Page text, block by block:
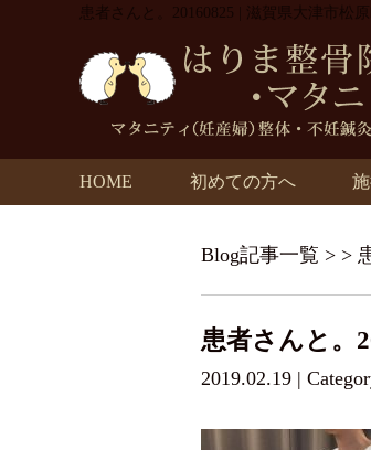
患者さんと。20160825 | 滋賀県大津市松
HOME 初めての方へ
Blog記事一覧 > >
患者さんと。
2019.02.19 |